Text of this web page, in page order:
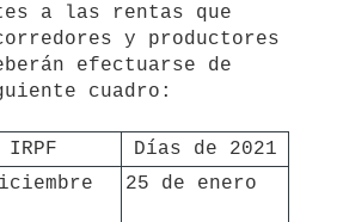
a las rentas que
y productores
efectuarse de
cuadro:
Días de 2021
25 de enero